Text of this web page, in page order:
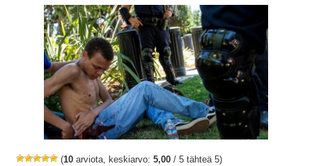
(10 arviota, keskiarvo: 5,00 / 5 tähteä 5)